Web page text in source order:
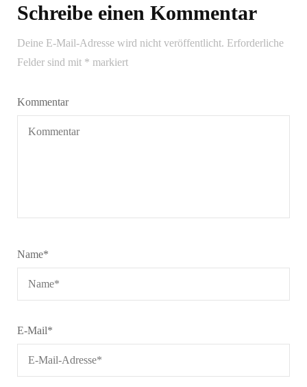
Schreibe einen Kommentar
Deine E-Mail-Adresse wird nicht veröffentlicht. Erforderliche
Felder sind mit * markiert
Kommentar
Name*
E-Mail*